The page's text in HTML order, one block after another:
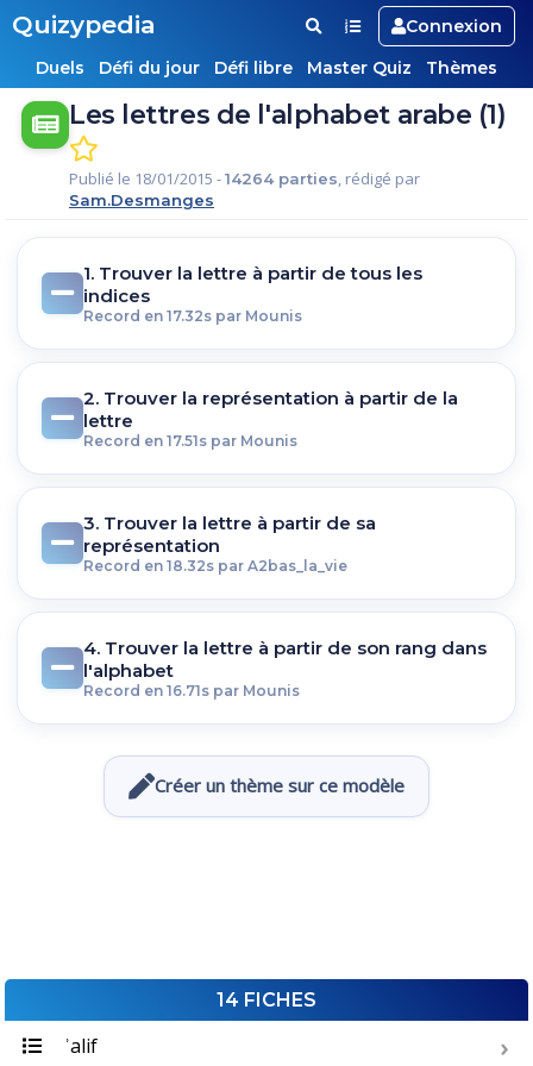
Quizypedia
Connexion
Duels
Défi du jour Défi libre Master Quiz Thèmes
Les lettres de l'alphabet arabe (1)
Publié le 18/01/2015 -14264 parties, rédigé par
Sam.Desmanges
1. Trouver la lettre à partir de tous les
indices
Record en 17.32s par Mounis
2. Trouver la représentation à partir de la
lettre
Record en 17.51s par Mounis
3. Trouver la lettre à partir de sa
représentation
Record en 18.32s par A2bas_la_vie
4. Trouver la lettre à partir de son rang dans
l'alphabet
Record en 16.71s par Mounis
Créer un thème sur ce modèle
14 FICHES
ʾalif